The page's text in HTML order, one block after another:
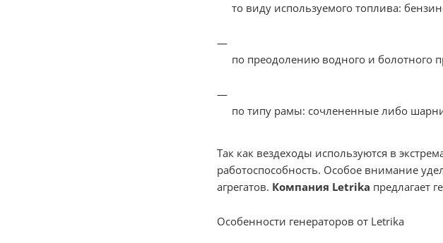
то виду используемого топлива:
по преодолению водного и болотного
по типу рамы: сочлененные либо
Так как вездеходы используются в
работоспособность. Особое внимание
агрегатов. Компания Letrika предлагает
Особенности генераторов от Letrika